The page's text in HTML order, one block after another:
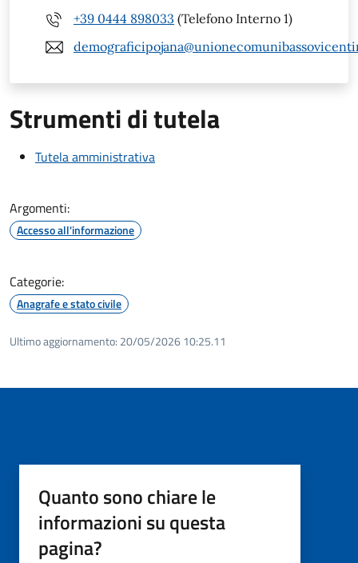
+39 0444 898033 (Telefono Interno 1)
Strumenti di tutela
Tutela amministrativa
Argomenti:
Accesso all'informazione
Categorie:
Anagrafe e stato civile
Ultimo aggiornamento: 20/05/2026 10:25.11
Quanto sono chiare le
informazioni su questa
pagina?